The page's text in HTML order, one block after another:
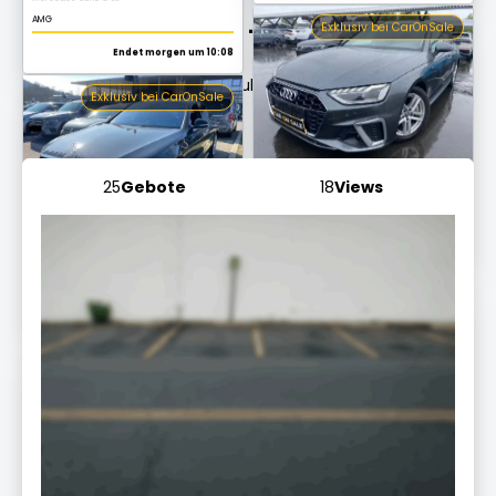
Mercedes-Benz S 450 L
Mercedes-Benz G 350
Audi A4 Avant
S line
Endet morgen um 10:03 Uhr
Endet morgen um 10:03 Uhr
Exklusiv bei CarOnSale
Live-Auktion -Hyundai i40
Aktuell laufende Auktion - Hyundai i40
25Gebote 18Views